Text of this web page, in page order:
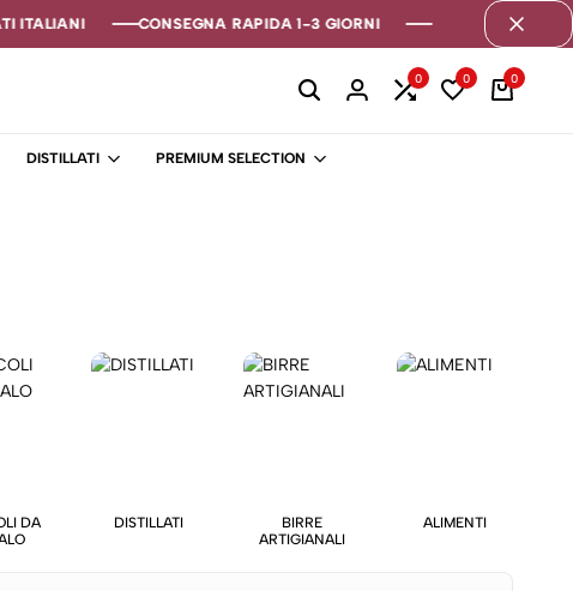
ITALIANI CONSEGNA RAPIDA 1-3 GIORNI
ITALIANI CONSEGNA RAPIDA 1-3 GIORNI
ITALIANI CONSEGNA RAPIDA 1-3 GIORNI
0 0 0
DISTILLATI PREMIUM SELECTION
DA
DISTILLATI
BIRRE
ARTIGIANALI
ALIMENTI